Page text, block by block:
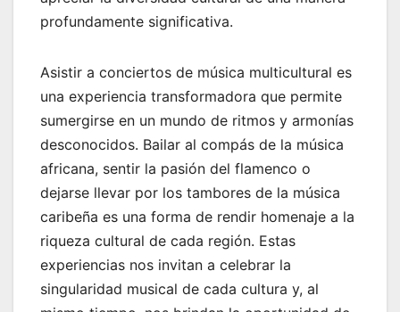
profundamente significativa.
Asistir a conciertos de música multicultural es
una experiencia transformadora que permite
sumergirse en un mundo de ritmos y armonías
desconocidos. Bailar al compás de la música
africana, sentir la pasión del flamenco o
dejarse llevar por los tambores de la música
caribeña es una forma de rendir homenaje a la
riqueza cultural de cada región. Estas
experiencias nos invitan a celebrar la
singularidad musical de cada cultura y, al